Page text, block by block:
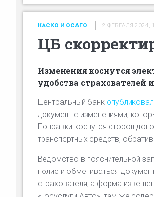
КАСКО И ОСАГО 2 ФЕВРАЛЯ 2024,
ЦБ
Изменения коснутся
удобства страхователей
Центральный банк опубликовал
документ с изменениями,
Поправки коснутся сторон
транспортных средств,
Ведомство в пояснительной
полис и обмениваться
страхователя, а форма